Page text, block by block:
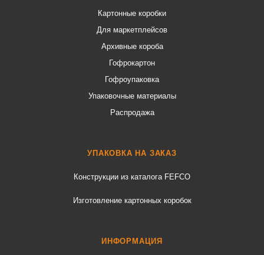
Картонные коробки
Для маркетплейсов
Архивные короба
Гофрокартон
Гофроупаковка
Упаковочные материалы
Распродажа
УПАКОВКА НА ЗАКАЗ
Конструкции из каталога FEFCO
Изготовление картонных коробок
ИНФОРМАЦИЯ